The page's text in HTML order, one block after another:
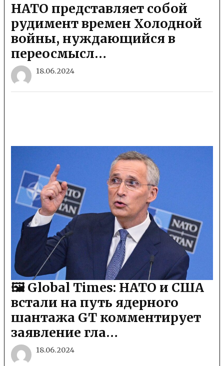
НАТО представляет собой
рудимент времен Холодной
войны, нуждающийся в
переосмысл…
18.06.2024
🖼 Global Times: НАТО и США
встали на путь ядерного
шантажа GT комментирует
заявление гла…
18.06.2024